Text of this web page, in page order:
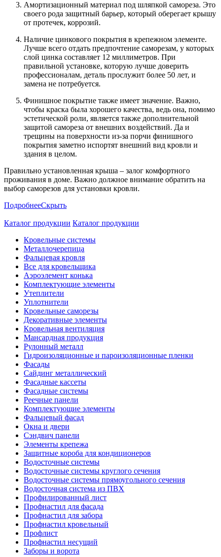
Амортизационный материал под шляпкой самореза. Это
своего рода защитный барьер, который оберегает крышу
от протечек, коррозий.
Наличие цинкового покрытия в крепежном элементе.
Лучше всего отдать предпочтение саморезам, у которых
слой цинка составляет 12 миллиметров. При
правильной установке, которую лучше доверить
профессионалам, деталь прослужит более 50 лет, и
замена не потребуется.
Финишное покрытие также имеет значение. Важно,
чтобы краска была хорошего качества, ведь она, помимо
эстетической роли, является также дополнительной
защитой самореза от внешних воздействий. Да и
трещины на поверхности из-за порчи финишного
покрытия заметно испортят внешний вид кровли и
здания в целом.
Правильно установленная крыша – залог комфортного
проживания в доме. Важно должное внимание обратить на
выбор саморезов для установки кровли.
ПодробнееСкрыть
Каталог продукции Каталог продукции
Кровельные системы
Металлочерепица
Фальцевая кровля
Все для кровельщика
Аэроэлемент конька
Комплектующие элементы
Утеплители
Уплотнители
Кровельные саморезы
Декоративные элементы
Кровельная вентиляция
Мансардная продукция
Рулонный металл
Гидроизоляционные и пароизоляционные пленки
Фасады
Сайдинг металлический
Фасадные кассеты
Фасадные системы
Реечные панели
Комплектующие элементы
Фальцевый фасад
Окна и двери
Сэндвич панели
Элементы крепежа
Защитные короба для кондиционеров
Водосточные системы
Водосточные системы круглого сечения
Водосточные системы прямоугольного сечения
Водосточная система из ПВХ
Профилированный лист
Профнастил для фасада
Профнастил для забора
Профнастил кровельный
Профлист
Профнастил несущий
Заборы и ворота